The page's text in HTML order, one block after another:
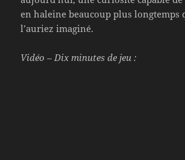
en haleine beaucoup plus longtemps
l’auriez imaginé.
Vidéo – Dix minutes de jeu :